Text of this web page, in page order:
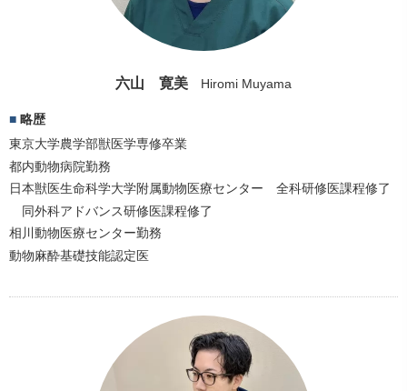
六山 寛美 Hiromi Muyama
略歴
東京大学農学部獣医学専修卒業
都内動物病院勤務
日本獣医生命科学大学附属動物医療センター 全科研修医課程修了
同外科アドバンス研修医課程修了
相川動物医療センター勤務
動物麻酔基礎技能認定医